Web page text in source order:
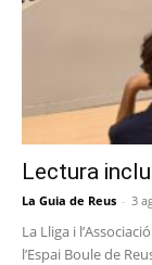
Lectura
La Guia de Reus - 3
La Lliga i
l’Espai Boule de